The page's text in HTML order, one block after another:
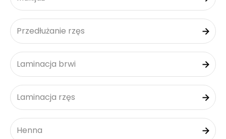
Przedłużanie rzęs
Laminacja brwi
Laminacja rzęs
Henna